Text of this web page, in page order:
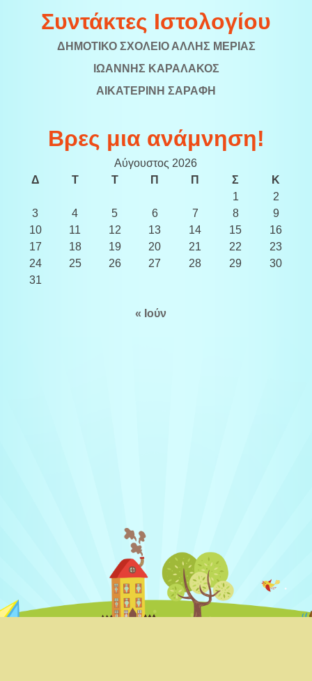
Συντάκτες Ιστολογίου
ΔΗΜΟΤΙΚΟ ΣΧΟΛΕΙΟ ΑΛΛΗΣ ΜΕΡΙΑΣ
ΙΩΑΝΝΗΣ ΚΑΡΑΛΑΚΟΣ
ΑΙΚΑΤΕΡΙΝΗ ΣΑΡΑΦΗ
Βρες μια ανάμνηση!
Αύγουστος 2026
Δ
Τ Τ Π Π Σ
Κ
1
2
3
4 5 6 7 8
9
10
11 12 13 14 15
16
17
18 19 20 21 22
23
24
25 26 27 28 29
30
31
« Ιούν